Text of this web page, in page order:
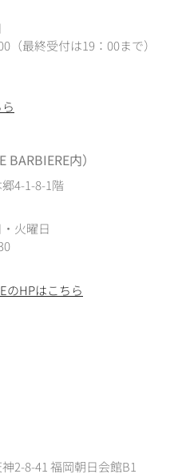
（最終受付は19：00まで）
内）
4-1-8-1階
火曜日
のHPはこちら
2-8-41 福岡朝日会館B1